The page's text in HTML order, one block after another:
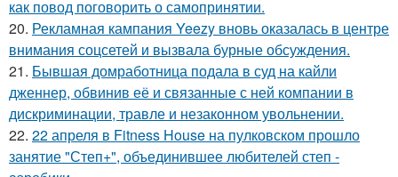
как повод поговорить о самопринятии.
20. Рекламная кампания Yeezy вновь оказалась в центре
внимания соцсетей и вызвала бурные обсуждения.
21. Бывшая домработница подала в суд на кайли
дженнер, обвинив её и связанные с ней компании в
дискриминации, травле и незаконном увольнении.
22. 22 апреля в Fitness House на пулковском прошло
занятие "Степ+", объединившее любителей степ -